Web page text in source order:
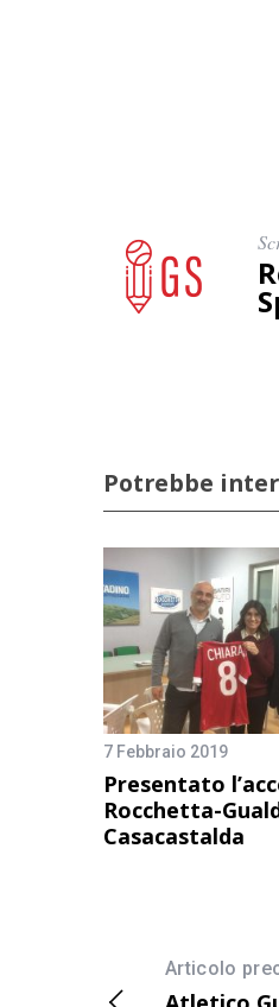
Potrebbe
7 Febbraio 2019
Presentato
Rocchetta-
Casacastalda
Articolo